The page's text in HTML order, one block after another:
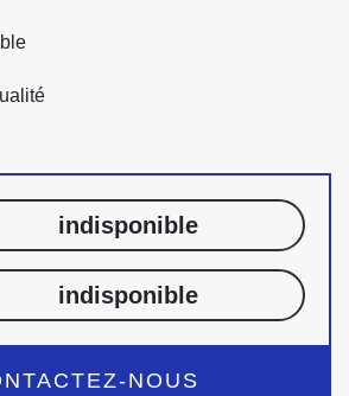
indisponible
indisponible
NOUS